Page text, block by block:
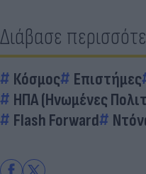
Διάβασε
Κόσμος Επιστήμες
ΗΠΑ (Ηνωμένες
Flash Forward